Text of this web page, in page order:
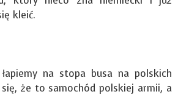
kleić.
na stopa busa na polskich
że to samochód polskiej armii, a